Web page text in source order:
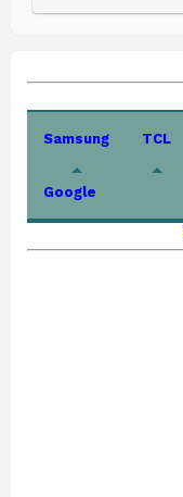
Samsung TCL
Google